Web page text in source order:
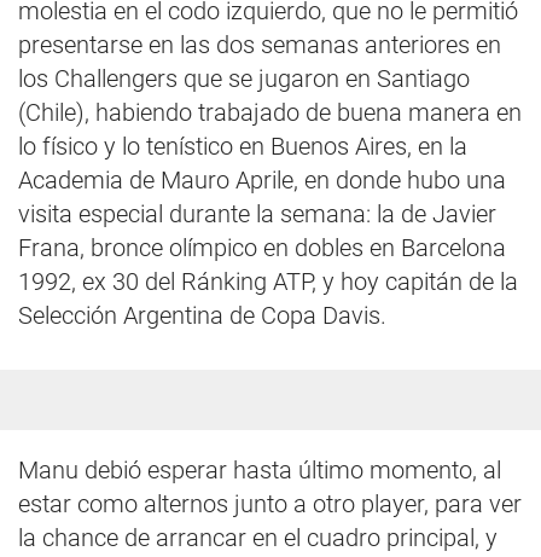
molestia en el codo izquierdo, que no le permitió
presentarse en las dos semanas anteriores en
los Challengers que se jugaron en Santiago
(Chile), habiendo trabajado de buena manera en
lo físico y lo tenístico en Buenos Aires, en la
Academia de Mauro Aprile, en donde hubo una
visita especial durante la semana: la de Javier
Frana, bronce olímpico en dobles en Barcelona
1992, ex 30 del Ránking ATP, y hoy capitán de la
Selección Argentina de Copa Davis.
Manu debió esperar hasta último momento, al
estar como alternos junto a otro player, para ver
la chance de arrancar en el cuadro principal, y